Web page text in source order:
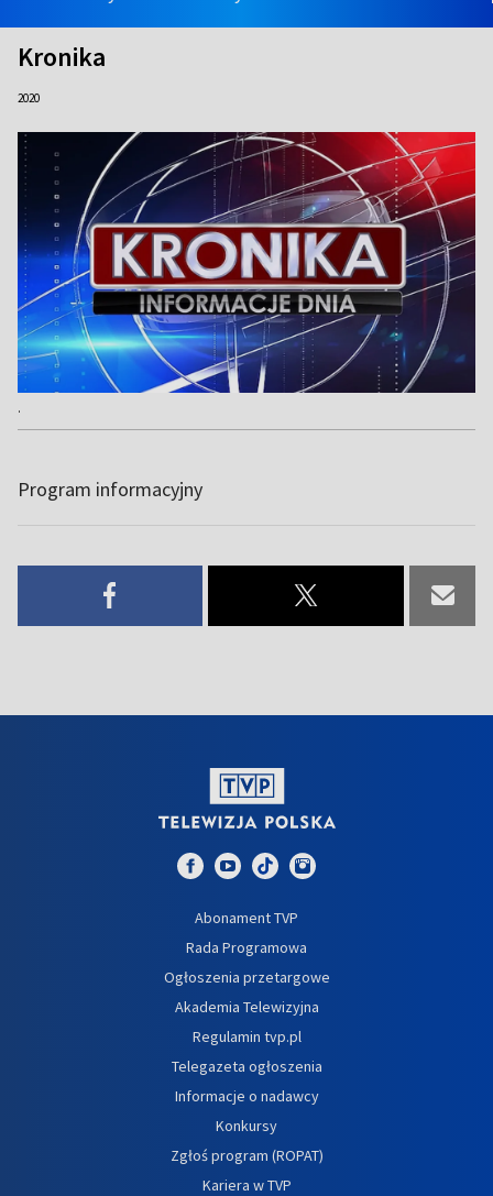
Kronika
2020
.
Program informacyjny
Abonament TVP
Rada Programowa
Ogłoszenia przetargowe
Akademia Telewizyjna
Regulamin tvp.pl
Telegazeta ogłoszenia
Informacje o nadawcy
Konkursy
Zgłoś program (ROPAT)
Kariera w TVP